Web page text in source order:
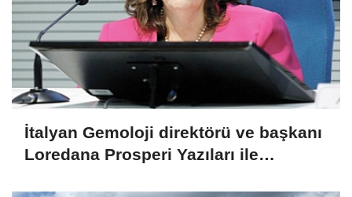
İtalyan Gemoloji direktörü ve başkanı
Loredana Prosperi Yazıları ile